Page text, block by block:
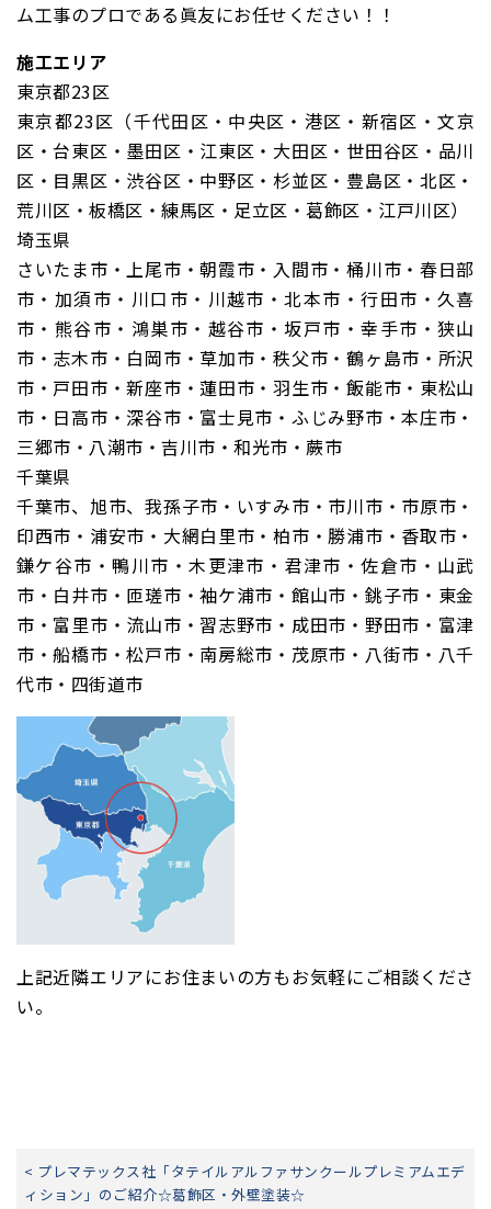
ム工事のプロである眞友にお任せください！！
施工エリア
東京都23区
東京都23区（千代田区・中央区・港区・新宿区・文京
区・台東区・墨田区・江東区・大田区・世田谷区・品川
区・目黒区・渋谷区・中野区・杉並区・豊島区・北区・
荒川区・板橋区・練馬区・足立区・葛飾区・江戸川区）
埼玉県
さいたま市・上尾市・朝霞市・入間市・桶川市・春日部
市・加須市・川口市・川越市・北本市・行田市・久喜
市・熊谷市・鴻巣市・越谷市・坂戸市・幸手市・狭山
市・志木市・白岡市・草加市・秩父市・鶴ヶ島市・所沢
市・戸田市・新座市・蓮田市・羽生市・飯能市・東松山
市・日高市・深谷市・富士見市・ふじみ野市・本庄市・
三郷市・八潮市・吉川市・和光市・蕨市
千葉県
千葉市、旭市、我孫子市・いすみ市・市川市・市原市・
印西市・浦安市・大網白里市・柏市・勝浦市・香取市・
鎌ケ谷市・鴨川市・木更津市・君津市・佐倉市・山武
市・白井市・匝瑳市・袖ケ浦市・館山市・銚子市・東金
市・富里市・流山市・習志野市・成田市・野田市・富津
市・船橋市・松戸市・南房総市・茂原市・八街市・八千
代市・四街道市
上記近隣エリアにお住まいの方もお気軽にご相談くださ
い。
< プレマテックス社「タテイルアルファサンクールプレミアムエデ
ィション」のご紹介☆葛飾区・外壁塗装☆